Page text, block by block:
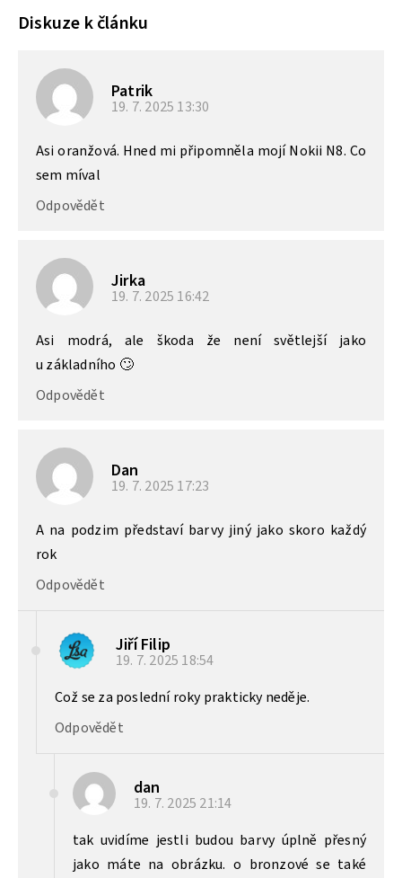
Diskuze k článku
Patrik
19. 7. 2025 13:30
Asi oranžová. Hned mi připomněla mojí Nokii N8. Co
sem míval
Odpovědět
Jirka
19. 7. 2025 16:42
Asi modrá, ale škoda že není světlejší jako
u základního 🙄
Odpovědět
Dan
19. 7. 2025 17:23
A na podzim představí barvy jiný jako skoro každý
rok
Odpovědět
Jiří Filip
19. 7. 2025 18:54
Což se za poslední roky prakticky neděje.
Odpovědět
dan
19. 7. 2025 21:14
tak uvidíme jestli budou barvy úplně přesný
jako máte na obrázku. o bronzové se také